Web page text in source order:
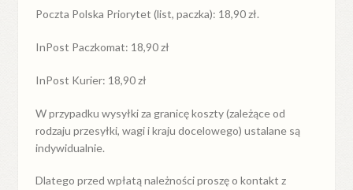
Poczta Polska Priorytet (list, paczka): 18,90 zł.
InPost Paczkomat: 18,90 zł
InPost Kurier: 18,90 zł
W przypadkuwysyłkiza granicękoszty (zależące od
rodzaju przesyłki, wagi i kraju docelowego) ustalane są
indywidualnie.
Dlatego przed wpłatą należności proszę o kontakt z